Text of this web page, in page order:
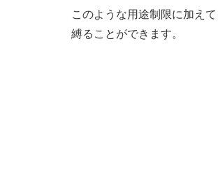
このような用途制限に加え
縛ることができます。